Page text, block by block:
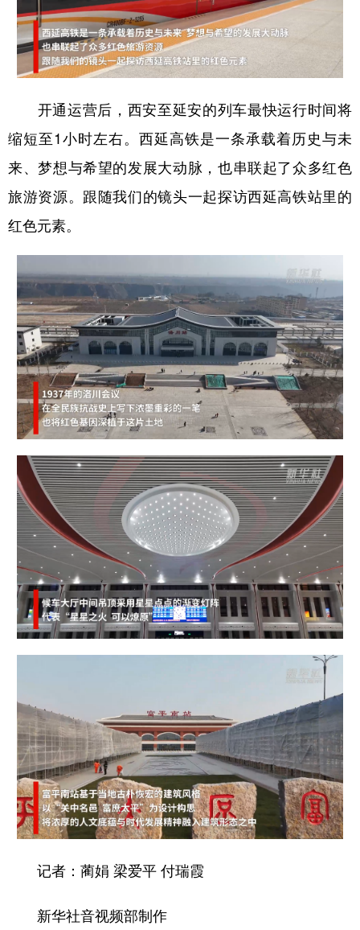
开通运营后，西安至延安的列车最快运行时间将
缩短至1小时左右。西延高铁是一条承载着历史与未
来、梦想与希望的发展大动脉，也串联起了众多红色
旅游资源。跟随我们的镜头一起探访西延高铁站里的
红色元素。
记者：蔺娟 梁爱平 付瑞霞
新华社音视频部制作